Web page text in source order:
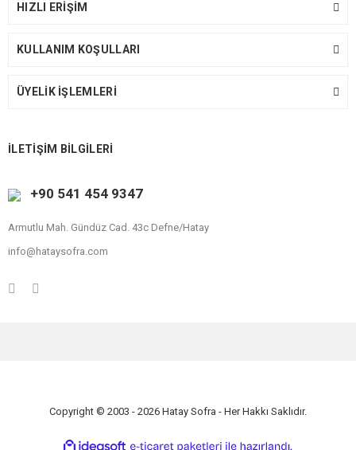
HIZLI ERİŞİM
KULLANIM KOŞULLARI
ÜYELİK İŞLEMLERİ
İLETİŞİM BİLGİLERİ
+90 541 454 9347
Armutlu Mah. Gündüz Cad. 43c Defne/Hatay
info@hataysofra.com
Copyright © 2003 - 2026 Hatay Sofra - Her Hakkı Saklıdır.
ideasoft e-